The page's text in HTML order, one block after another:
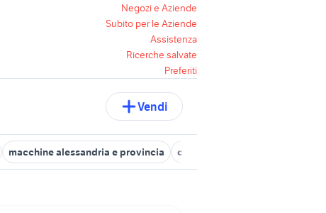
Negozi e Aziende
Subito per le Aziende
Assistenza
Ricerche salvate
Preferiti
Vendi
macchine alessandria e provincia cabrio auto Alessandria